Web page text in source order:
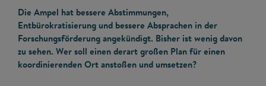
Die Ampel hat bessere Abstimmungen,
Entbürokratisierung und bessere Absprachen in der
Forschungsförderung angekündigt. Bisher ist wenig davon
zu sehen. Wer soll einen derart großen Plan für einen
koordinierenden Ort anstoßen und umsetzen?